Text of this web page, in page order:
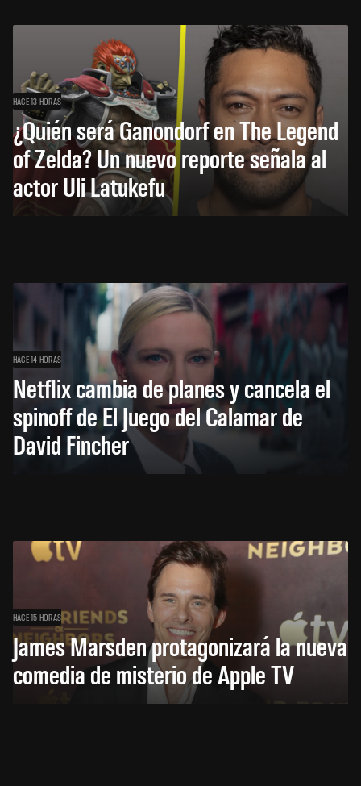
HACE 13 HORAS
¿Quién será Ganondorf en The Legend
of Zelda? Un nuevo reporte señala al
actor Uli Latukefu
HACE 14 HORAS
Netflix cambia de planes y cancela el
spinoff de El Juego del Calamar de
David Fincher
HACE 15 HORAS
James Marsden protagonizará la nueva
comedia de misterio de Apple TV